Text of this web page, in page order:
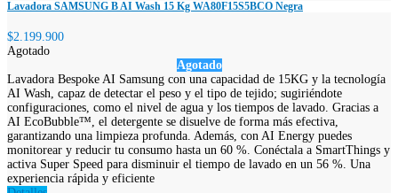
Lavadora SAMSUNG B AI Wash 15 Kg WA80F15S5BCO Negra
$2.199.900
Agotado
Agotado
Lavadora Bespoke AI Samsung con una capacidad de 15KG y la tecnología
AI Wash, capaz de detectar el peso y el tipo de tejido; sugiriéndote
configuraciones, como el nivel de agua y los tiempos de lavado. Gracias a
AI EcoBubble™, el detergente se disuelve de forma más efectiva,
garantizando una limpieza profunda. Además, con AI Energy puedes
monitorear y reducir tu consumo hasta un 60 %. Conéctala a SmartThings y
activa Super Speed para disminuir el tiempo de lavado en un 56 %. Una
experiencia rápida y eficiente